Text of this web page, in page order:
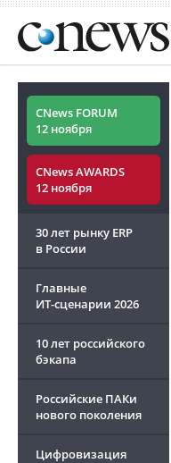
CNews FORUM
12 ноября
CNews AWARDS
12 ноября
30 лет рынку ERP
в России
Главные
ИТ-сценарии 2026
10 лет российского
бэкапа
Российские ПАКи
нового поколения
Цифровизация